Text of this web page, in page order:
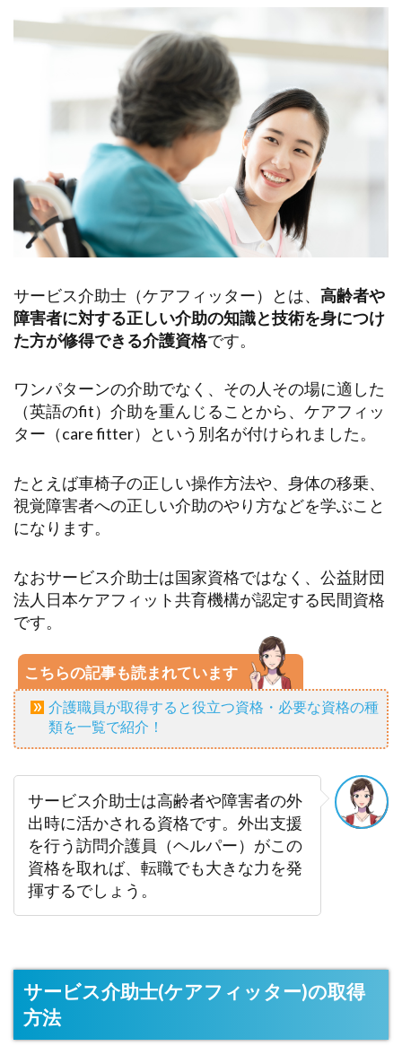
サービス介助士（ケアフィッター）とは、 高齢者や
障害者に対する正しい介助の知識と技術を身につけ
た方が修得できる介護資格です。
ワンパターンの介助でなく、その人その場に適した
（英語のfit）介助を重んじることから、ケアフィッ
ター（care fitter）という別名が付けられました。
たとえば車椅子の正しい操作方法や、身体の移乗、
視覚障害者への正しい介助のやり方などを学ぶこと
になります。
なおサービス介助士は国家資格ではなく、公益財団
法人日本ケアフィット共育機構が認定する民間資格
です。
こちらの記事も読まれています
介護職員が取得すると役立つ資格・必要な資格の種
類を一覧で紹介！
サービス介助士は高齢者や障害者の外
出時に活かされる資格です。外出支援
を行う訪問介護員（ヘルパー）がこの
資格を取れば、転職でも大きな力を発
揮するでしょう。
サービス介助士(ケアフィッター)の取得
方法